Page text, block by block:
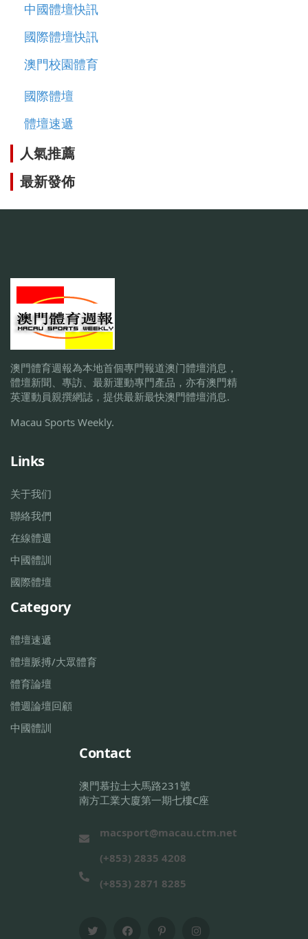
中國體壇快訊
國際體壇快訊
澳門校園體育
國際體壇
體壇速遞
人氣推薦
最新發佈
澳門體育週報為本地首個專門報道澳门體壇消息，
體壇新聞、專訪、最新運動專門產品，亦有澳門精
英運動員親撰網誌，提供最新最快澳門體壇消息.
Macau Sports Weekly.
Links
关于我们
聯絡我們
在線體週
中國體訓
國際體壇
Category
體壇速遞
體壇脈搏/大眾體育
體育論壇
體週論壇回顧
中國體訓
Contact
澳門慕拉士大馬路231號
南方工業大廈第一期七樓C座
macsport@macau.ctm.net
(+853) 2835 4208
(+853) 2871 8285